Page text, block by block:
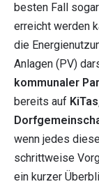
besten Fall
erreicht werden
die
Anlagen (PV)
kommunaler
bereits auf
wenn jedes
schrittweise
ein kurzer